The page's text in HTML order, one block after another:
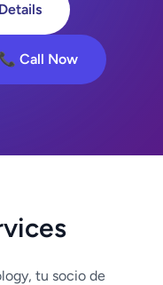
📞 Call Now
tu socio de